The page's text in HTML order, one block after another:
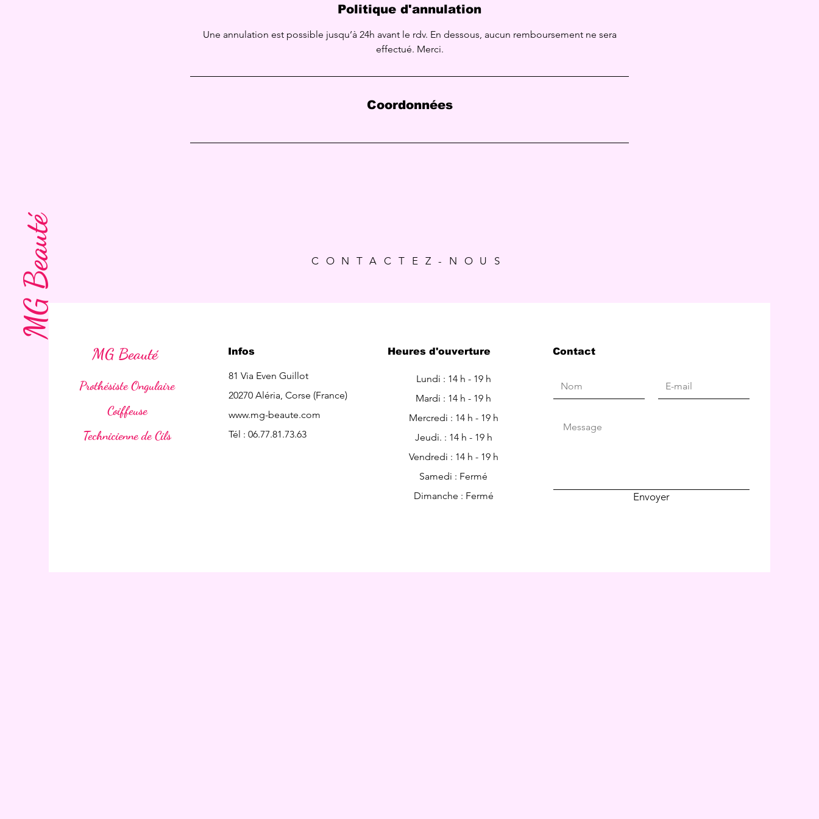
MG Beauté
Politique d'annulation
Une annulation est possible jusqu’à 24h avant le rdv. En dessous, aucun remboursement ne sera
effectué. Merci.
Coordonnées
CONTACTEZ-NOUS
MG Beauté
Prothésiste Ongulaire
Coiffeuse
Technicienne de Cils
Infos
81 Via Even Guillot
20270 Aléria, Corse (France)
www.mg-beaute.com
Tél : 06.77.81.73.63
Heures d'ouverture
Lundi : 14 h - 19 h
Mardi : 14 h - 19 h
Mercredi : 14 h - 19 h
Jeudi. : 14 h - 19 h
Vendredi : 14 h - 19 h
Samedi : Fermé
Dimanche : Fermé
Contact
Envoyer